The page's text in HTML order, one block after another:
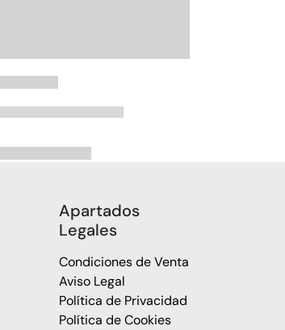
Apartados
Legales
Condiciones de Venta
Aviso Legal
Política de Privacidad
Política de Cookies